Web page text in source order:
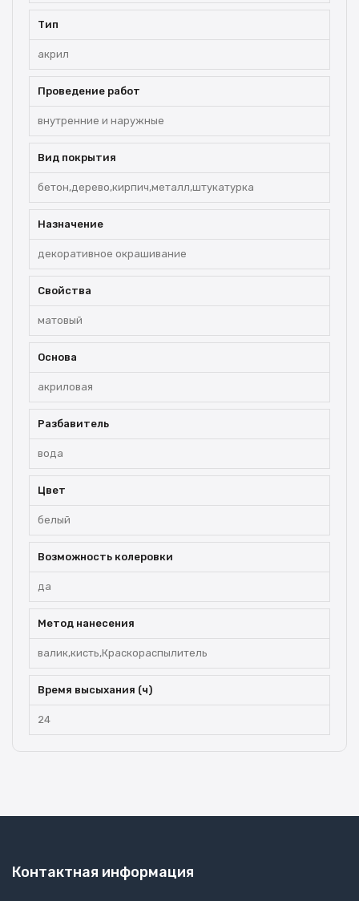
Тип
акрил
Проведение работ
внутренние и наружные
Вид покрытия
бетон,дерево,кирпич,металл,штукатурка
Назначение
декоративное окрашивание
Свойства
матовый
Основа
акриловая
Разбавитель
вода
Цвет
белый
Возможность колеровки
да
Метод нанесения
валик,кисть,Краскораспылитель
Время высыхания (ч)
24
Контактная информация